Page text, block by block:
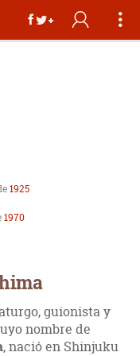
1925
1970
guionista y
nombre de
, nació en Shinjuku